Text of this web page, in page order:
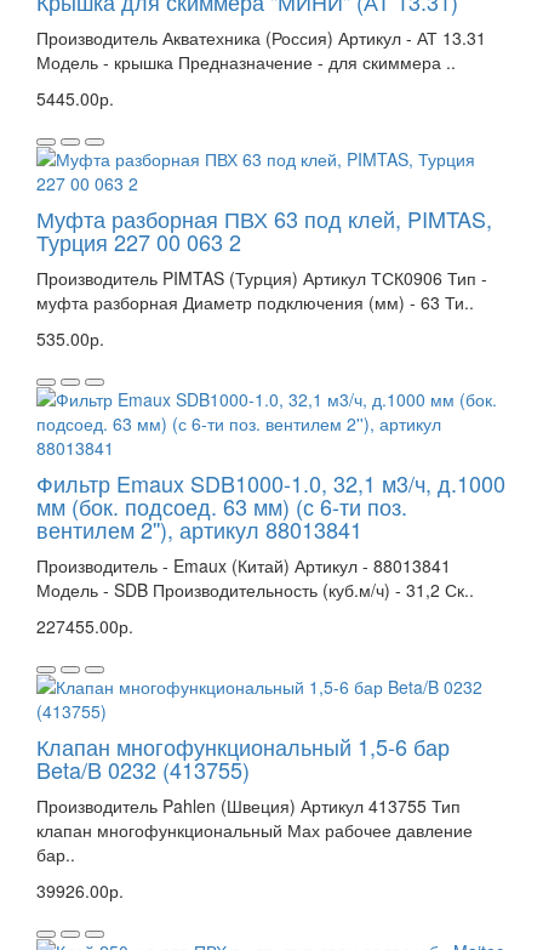
Производитель Акватехника (Россия) Артикул - АТ 13.31
Модель - крышка Предназначение - для скиммера ..
5445.00р.
Муфта разборная ПВХ 63 под клей, PIMTAS,
Турция 227 00 063 2
Производитель PIMTAS (Турция) Артикул ТСК0906 Тип -
муфта разборная Диаметр подключения (мм) - 63 Ти..
535.00р.
Фильтр Emaux SDB1000-1.0, 32,1 м3/ч, д.1000
мм (бок. подсоед. 63 мм) (с 6-ти поз.
вентилем 2''), артикул 88013841
Производитель - Emaux (Китай) Артикул - 88013841
Модель - SDB Производительность (куб.м/ч) - 31,2 Ск..
227455.00р.
Клапан многофункциональный 1,5-6 бар
Beta/B 0232 (413755)
Производитель Pahlen (Швеция) Артикул 413755 Тип
клапан многофункциональный Мах рабочее давление
бар..
39926.00р.